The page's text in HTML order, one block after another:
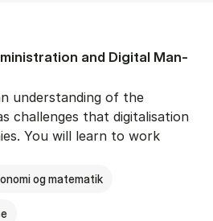
and Di­git­al Man­
understanding of the
challenges that digitalisation
You will learn to work
og matematik